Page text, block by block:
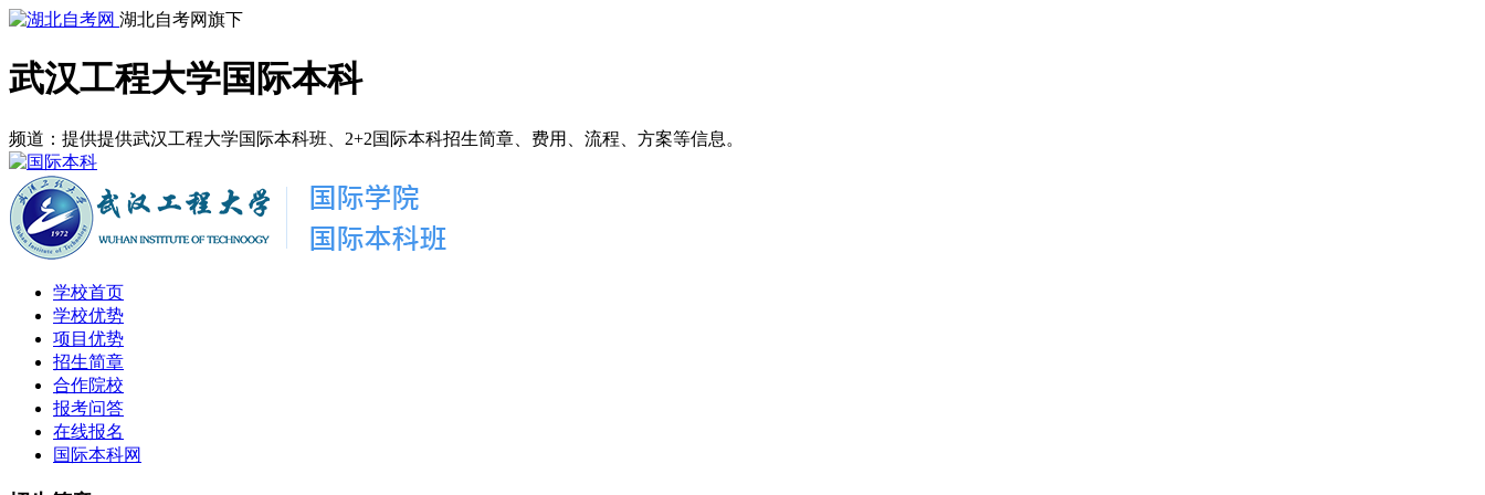
湖北自考网旗下
武汉工程大学国际本科
频道：提供提供武汉工程大学国际本科班、2+2国际本科招生简章、费用、流程、方案等信息。
学校首页
学校优势
项目优势
招生简章
合作院校
报考问答
在线报名
国际本科网